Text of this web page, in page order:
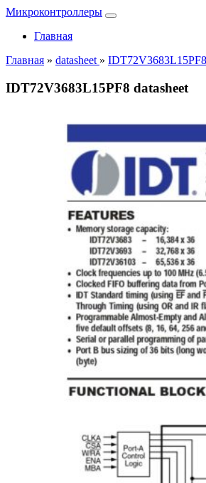
Микроконтроллеры
Главная
Главная » datasheet » IDT72V3683L15PF8
IDT72V3683L15PF8 datasheet